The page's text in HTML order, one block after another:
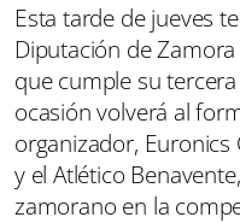
Esta tarde de jueves
Diputación de
que cumple su
ocasión volverá al
organizador, Euronics
y el Atlético
zamorano en la